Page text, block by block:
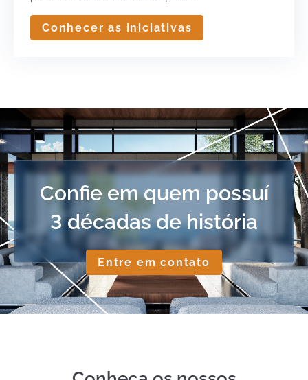
Conhecer as iniciativas
Confie em quem possuí
3 décadas de história
Entre em contato